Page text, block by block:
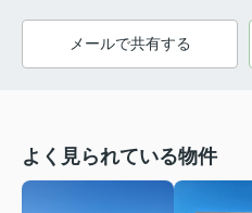
メールで共有する
よく見られている物件